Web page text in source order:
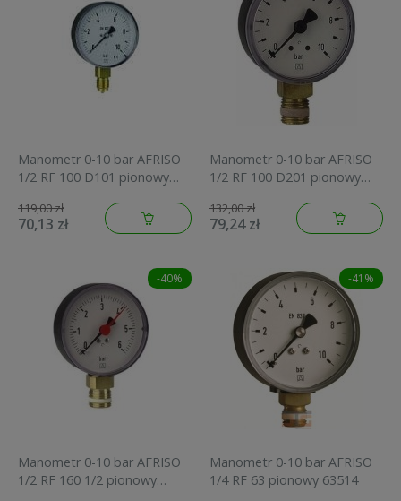
Manometr 0-10 bar AFRISO
1/2 RF 100 D101 pionowy
119,00 zł
70,13 zł
Manometr 0-10 bar AFRISO
1/2 RF 100 D201 pionowy
132,00 zł
79,24 zł
-40%
Manometr 0-10 bar AFRISO
1/2 RF 160 1/2 pionowy
-41%
Manometr 0-10 bar AFRISO
1/4 RF 63 pionowy 63514